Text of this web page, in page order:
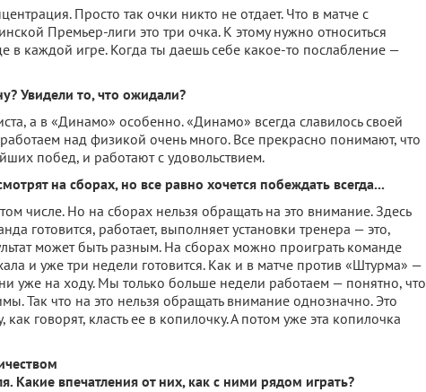
Просто так очки никто не отдает. Что в матче с
Премьер-лиги это три очка. К этому нужно относиться
в каждой игре. Когда ты даешь себе какое-то послабление —
Увидели то, что ожидали?
а в «Динамо» особенно. «Динамо» всегда славилось своей
над физикой очень много. Все прекрасно понимают, что
побед, и работают с удовольствием.
на сборах, но все равно хочется побеждать всегда...
числе. Но на сборах нельзя обращать на это внимание. Здесь
готовится, работает, выполняет установки тренера — это,
может быть разным. На сборах можно проиграть команде
и уже три недели готовится. Как и в матче против «Штурма» —
уже на ходу. Мы только больше недели работаем — понятно, что
Так что на это нельзя обращать внимание однозначно. Это
говорят, класть ее в копилочку. А потом уже эта копилочка
Какие впечатления от них, как с ними рядом играть?